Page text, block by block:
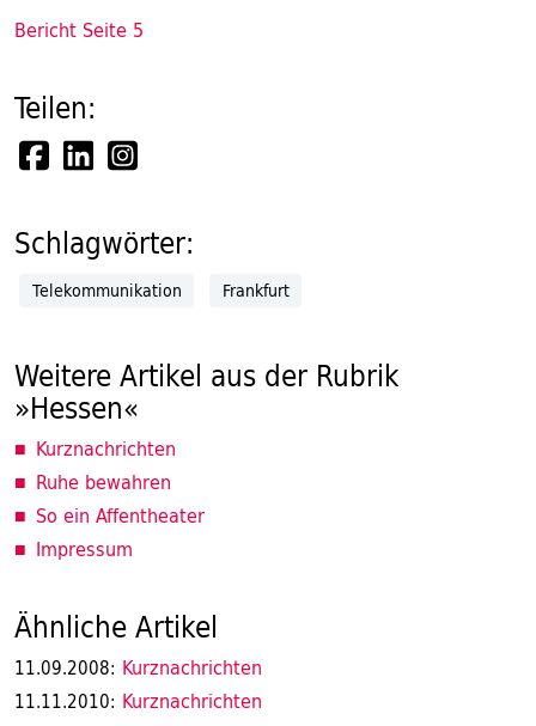
Bericht Seite 5
Teilen:
Schlagwörter:
Telekommunikation Frankfurt
Weitere Artikel aus der Rubrik
»Hessen«
Kurznachrichten
Ruhe bewahren
So ein Affentheater
Impressum
Ähnliche Artikel
11.09.2008: Kurznachrichten
11.11.2010: Kurznachrichten